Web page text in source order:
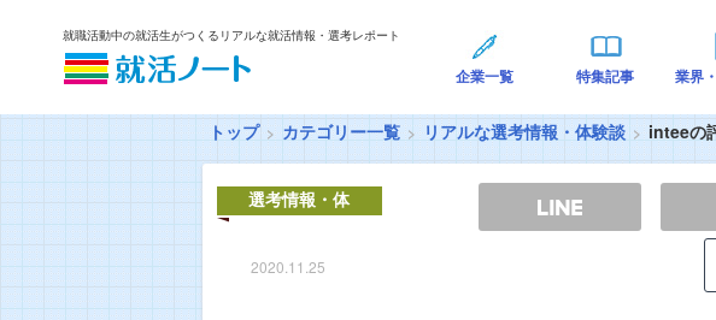
就職活動中の就活生がつくるリアルな就活情報・選考レポート
企業一覧 特集記事 業界
トップ カテゴリー一覧 リアルな選考情報・体験談 inteeの
選考情報・体
2020.11.25